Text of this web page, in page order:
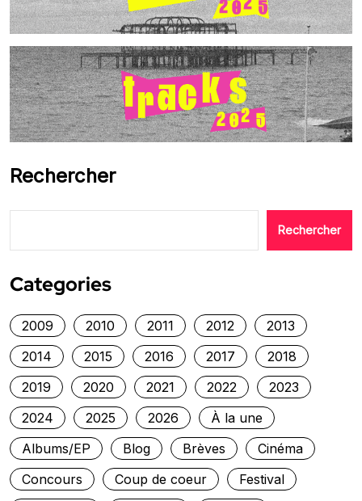
Rechercher
Rechercher
Categories
2009 2010 2011 2012
2013
2014
2015 2016 2017
2018
2019
2020 2021 2022
2023
2024
2025 2026
À la une
Albums/EP
Blog Brèves
Cinéma
Concours
Coup de coeur
Festival